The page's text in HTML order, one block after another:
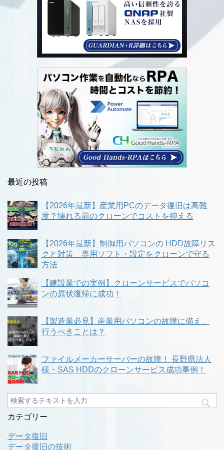
最近の投稿
【2026年最新】産業用PCのデータ復旧は高難
度？壊れる前のクローンでコストを抑える
【2026年最新】制御用パソコンの HDD故障リス
クと対策 専用ソフト・設定をクローンで守る
方法
【建設業での実例】クローンサービスでパソコ
ンの原状復帰に成功！
【製造業必見】産業用パソコンの故障に備え、
行うべきことは？
ファイルメーカーサーバーの故障！ 長野県法人
様・SAS HDDのクローンサービス成功事例！
カテゴリー
データ復旧
データ復旧の技術